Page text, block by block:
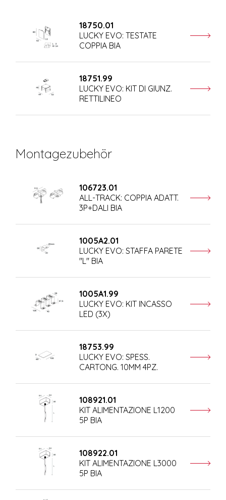
18750.01
LUCKY EVO: TESTATE
COPPIA BIA
18751.99
LUCKY EVO: KIT DI GIUNZ.
RETTILINEO
Montagezubehör
106723.01
ALL-TRACK: COPPIA ADATT.
3P+DALI BIA
1005A2.01
LUCKY EVO: STAFFA PARETE
"L" BIA
1005A1.99
LUCKY EVO: KIT INCASSO
LED (3X)
18753.99
LUCKY EVO: SPESS.
CARTONG. 10MM 4PZ.
108921.01
KIT ALIMENTAZIONE L1200
5P BIA
108922.01
KIT ALIMENTAZIONE L3000
5P BIA